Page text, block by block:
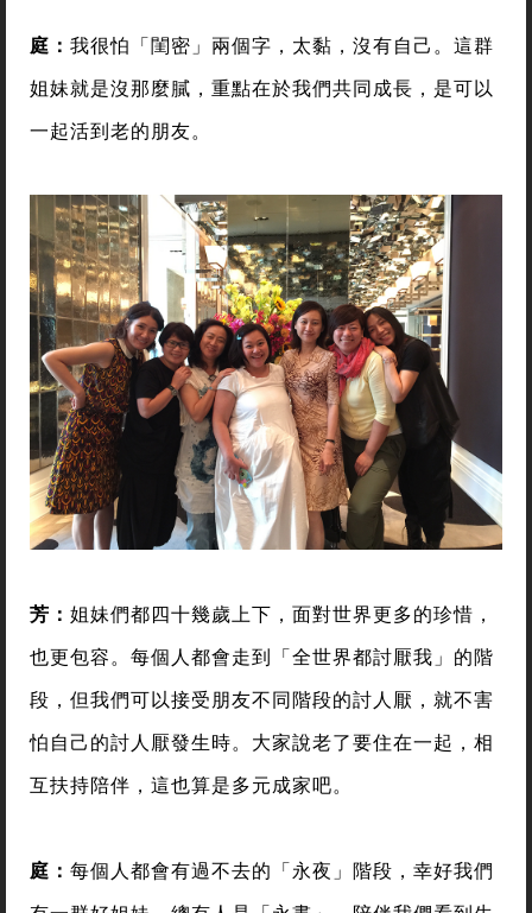
庭： 我很怕「閨密」兩個字，太黏，沒有自己。這群
姐妹就是沒那麼膩，重點在於我們共同成長，是可以
一起活到老的朋友。
芳： 姐妹們都四十幾歲上下，面對世界更多的珍惜，
也更包容。每個人都會走到「全世界都討厭我」的階
段，但我們可以接受朋友不同階段的討人厭，就不害
怕自己的討人厭發生時。大家說老了要住在一起，相
互扶持陪伴，這也算是多元成家吧。
庭： 每個人都會有過不去的「永夜」階段，幸好我們